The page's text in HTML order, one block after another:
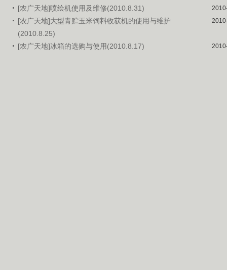
[农广天地]喷绘机使用及维修(2010.8.31)
[农广天地]大型青贮玉米饲料收获机的使用与维护
(2010.8.25)
[农广天地]冰箱的选购与使用(2010.8.17)